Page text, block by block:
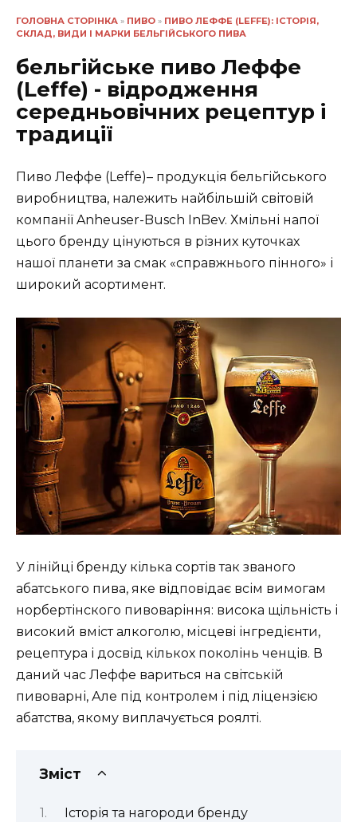
ГОЛОВНА СТОРІНКА » ПИВО » ПИВО ЛЕФФЕ (LEFFE): ІСТОРІЯ,
СКЛАД, ВИДИ І МАРКИ БЕЛЬГІЙСЬКОГО ПИВА
бельгійське пиво Леффе
(Leffe) - відродження
середньовічних рецептур і
традиції
Пиво Леффе (Leffe)– продукція бельгійського
виробництва, належить найбільшій світовій
компанії Anheuser-Busch InBev. Хмільні напої
цього бренду цінуються в різних куточках
нашої планети за смак «справжнього пінного» і
широкий асортимент.
У лінійці бренду кілька сортів так званого
абатського пива, яке відповідає всім вимогам
норбертінского пивоваріння: висока щільність і
високий вміст алкоголю, місцеві інгредієнти,
рецептура і досвід кількох поколінь ченців. В
даний час Леффе вариться на світській
пивоварні, Але під контролем і під ліцензією
абатства, якому виплачується роялті.
Зміст
Історія та нагороди бренду